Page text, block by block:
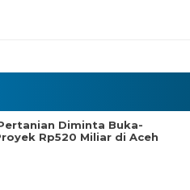
Diminta Buka-
Rp520 Miliar di Aceh